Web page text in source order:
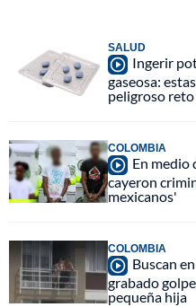
SALUD
Ingerir
gaseosa:
peligroso
COLOMBIA
En medio
cayeron
mexicanos'
COLOMBIA
Buscan
grabado
pequeña hija